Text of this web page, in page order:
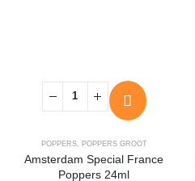
POPPERS, POPPERS GROOT
Amsterdam Special France
Poppers 24ml